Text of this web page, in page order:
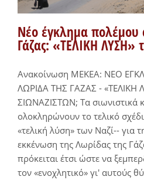
Νέο έγκλημα πολέμου
Γάζας: «ΤΕΛΙΚΗ ΛΥΣΗ»
Ανακοίνωση ΜΕΚΕΑ: ΝΕΟ
ΛΩΡΙΔΑ ΤΗΣ ΓΑΖΑΣ - «ΤΕΛΙΚΗ
ΣΙΩΝΑΖΙΣΤΩΝ; Τα σιωνιστικά
ολοκληρώνουν το τελικό
«τελική λύση» των Ναζί-- για
εκκένωση της Λωρίδας της
πρόκειται έτσι ώστε να
τον «ενοχλητικό» γι' αυτούς